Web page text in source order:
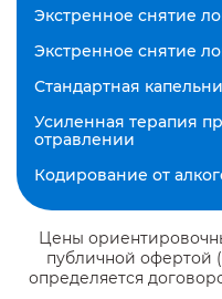
Экстренное снятие
Экстренное снятие
Стандартная
Усиленная терапия
отравлении
Кодирование от
Цены
публичной офертой
определяется